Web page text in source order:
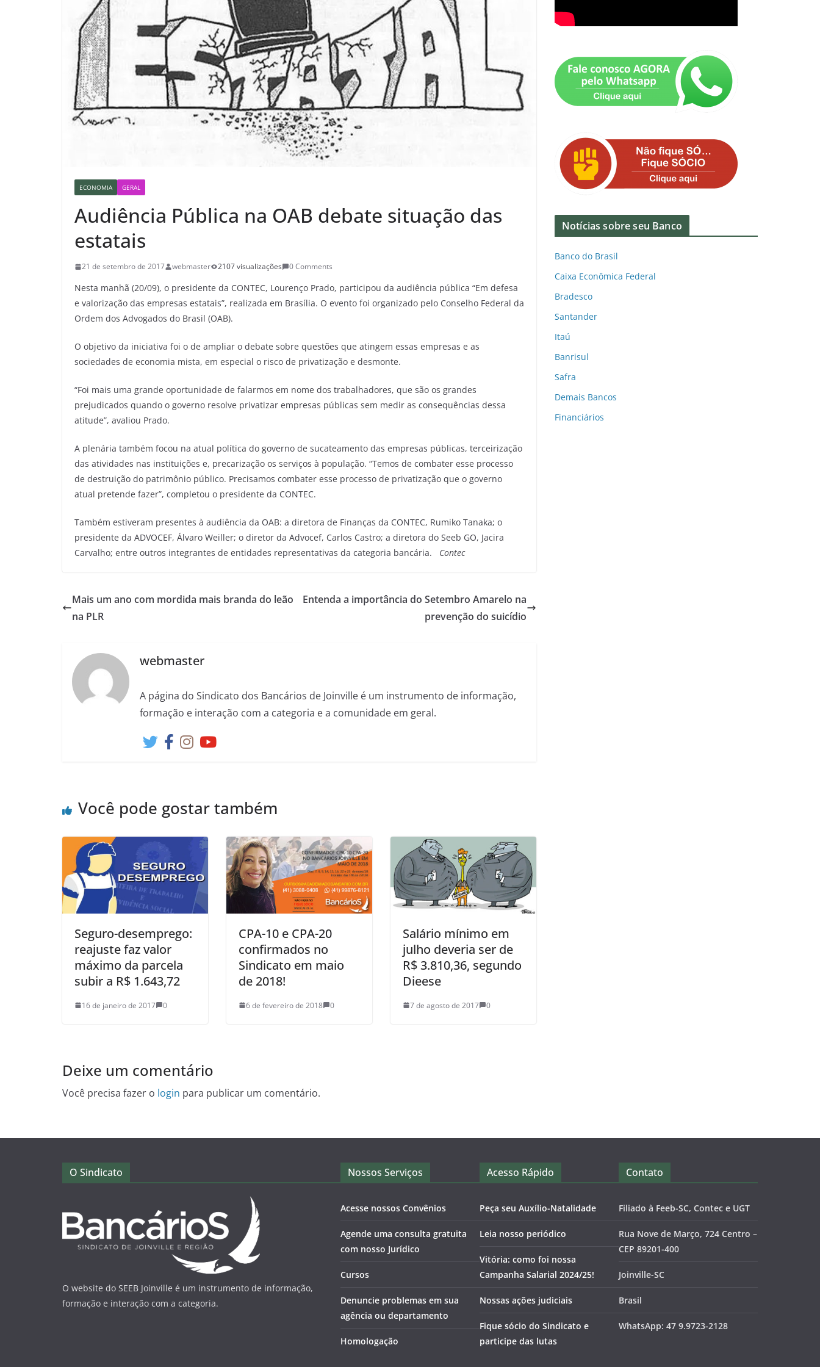
ECONOMIA GERAL
Audiência Pública na OAB debate situação das
estatais
21 de setembro de 2017 webmaster 2107 visualizações 0 Comments
Nesta manhã (20/09), o presidente da CONTEC, Lourenço Prado, participou da audiência pública “Em defesa
e valorização das empresas estatais”, realizada em Brasília. O evento foi organizado pelo Conselho Federal da
Ordem dos Advogados do Brasil (OAB).
O objetivo da iniciativa foi o de ampliar o debate sobre questões que atingem essas empresas e as
sociedades de economia mista, em especial o risco de privatização e desmonte.
“Foi mais uma grande oportunidade de falarmos em nome dos trabalhadores, que são os grandes
prejudicados quando o governo resolve privatizar empresas públicas sem medir as consequências dessa
atitude”, avaliou Prado.
A plenária também focou na atual política do governo de sucateamento das empresas públicas, terceirização
das atividades nas instituições e, precarização os serviços à população. “Temos de combater esse processo
de destruição do patrimônio público. Precisamos combater esse processo de privatização que o governo
atual pretende fazer”, completou o presidente da CONTEC.
Também estiveram presentes à audiência da OAB: a diretora de Finanças da CONTEC, Rumiko Tanaka; o
presidente da ADVOCEF, Álvaro Weiller; o diretor da Advocef, Carlos Castro; a diretora do Seeb GO, Jacira
Carvalho; entre outros integrantes de entidades representativas da categoria bancária. Contec
Mais um ano com mordida mais branda do leão
na PLR
Entenda a importância do Setembro Amarelo na
prevenção do suicídio
webmaster
A página do Sindicato dos Bancários de Joinville é um instrumento de informação,
formação e interação com a categoria e a comunidade em geral.
Você pode gostar também
Seguro-desemprego:
reajuste faz valor
máximo da parcela
subir a R$ 1.643,72
16 de janeiro de 2017 0
CPA-10 e CPA-20
confirmados no
Sindicato em maio
de 2018!
6 de fevereiro de 2018 0
Salário mínimo em
julho deveria ser de
R$ 3.810,36, segundo
Dieese
7 de agosto de 2017 0
Deixe um comentário
Você precisa fazer o login para publicar um comentário.
Notícias sobre seu Banco
Banco do Brasil
Caixa Econômica Federal
Bradesco
Santander
Itaú
Banrisul
Safra
Demais Bancos
Financiários
O Sindicato
O website do SEEB Joinville é um instrumento de informação,
formação e interação com a categoria.
Nossos Serviços
Acesse nossos Convênios
Agende uma consulta gratuita
com nosso Jurídico
Cursos
Denuncie problemas em sua
agência ou departamento
Homologação
Acesso Rápido
Peça seu Auxílio-Natalidade
Leia nosso periódico
Vitória: como foi nossa
Campanha Salarial 2024/25!
Nossas ações judiciais
Fique sócio do Sindicato e
participe das lutas
Contato
Filiado à Feeb-SC, Contec e UGT
Rua Nove de Março, 724 Centro –
CEP 89201-400
Joinville-SC
Brasil
WhatsApp: 47 9.9723-2128